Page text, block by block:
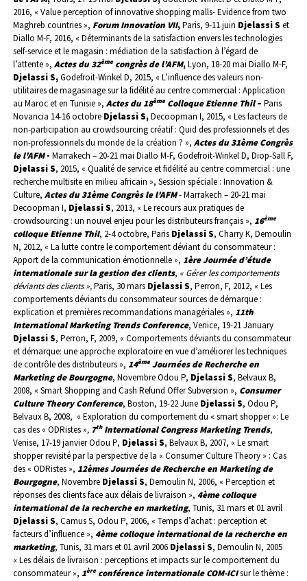
2016, « Value perception of innovative shopping malls- Evidence from two
Maghreb countries », Forum Innovation VII,Paris, 9-11 juin Djelassi S et
Diallo M-F, 2016, « Déterminants de la satisfaction envers les technologies
self-service et le magasin : médiation de la satisfaction à l’égard de
l’attente », Actes du 32ème congrès de l’AFM,Lyon, 18-20 mai Diallo M-F,
Djelassi S,Godefroit-Winkel D, 2015, « L’influence des valeurs non-
utilitaires de magasinage sur la fidélité au centre commercial : Application
au Maroc et en Tunisie », Actes du 18ème Colloque Etienne Thil– Paris
Novancia 14-16 octobre Djelassi S,Decoopman I, 2015, « Les facteurs de
non-participation au crowdsourcing créatif : Quid des professionnels et des
non-professionnels du monde de la création ? », Actes du 31ème Congrès
le l'AFM- Marrakech – 20-21 mai Diallo M-F, Godefroit-Winkel D, Diop-Sall F,
Djelassi S, 2015, « Qualité de service et fidélité au centre commercial : une
recherche multisite en milieu africain », Session spéciale : Innovation &
Culture, Actes du 31ème Congrès le l'AFM- Marrakech – 20-21 mai
Decoopman I, Djelassi S, 2013, « Le recours aux pratiques de
crowdsourcing : un nouvel enjeu pour les distributeurs français », 16ème
colloque Etienne Thil, 2-4 octobre, Paris Djelassi S, Charry K, Demoulin
N, 2012, « La lutte contre le comportement déviant du consommateur :
Apport de la communication émotionnelle », 1ère Journée d’étude
internationale sur la gestion des clients, « Gérer les comportements
déviants des clients »,Paris, 30 mars Djelassi S, Perron, F, 2012, « Les
comportements déviants du consommateur sources de démarque :
explication et premières recommandations managériales », 11th
International Marketing Trends Conference, Venice, 19-21 January
Djelassi S, Perron, F, 2009, « Comportements déviants du consommateur
et démarque: une approche exploratoire en vue d’améliorer les techniques
de contrôle des distributeurs », 14ème Journées de Recherche en
Marketing de Bourgogne, NovembreOdou P, Djelassi S, Belvaux B,
2008, « Smart Shopping and Cash Refund Offer Subversion », Consumer
Culture Theory Conference, Boston, 19-22 June Djelassi S, Odou P,
Belvaux B, 2008, « Exploration du comportement du « smart shopper »: Le
cas des « ODRistes », 7thInternational Congress Marketing Trends,
Venise, 17-19janvierOdou P, Djelassi S, Belvaux B, 2007, « Le smart
shopper revisité par la perspective de la « Consumer Culture Theory » : Cas
des « ODRistes », 12èmes Journées de Recherche en Marketing de
Bourgogne, Novembre Djelassi S, Demoulin N, 2006, « Perception et
réponses des clients face aux délais de livraison », 4ème colloque
international de la recherche en marketing, Tunis, 31 mars et 01 avril
Djelassi S, Camus S, Odou P, 2006, « Temps d’achat : perception et
facteurs d’influence », 4ème colloque international de la recherche en
marketing, Tunis, 31 mars et 01 avril 2006 Djelassi S, Demoulin N, 2005
« Les délais de livraison : perceptions et impacts sur le comportement du
consommateur », 1ère conférence internationale COM-ICIsur le thème :